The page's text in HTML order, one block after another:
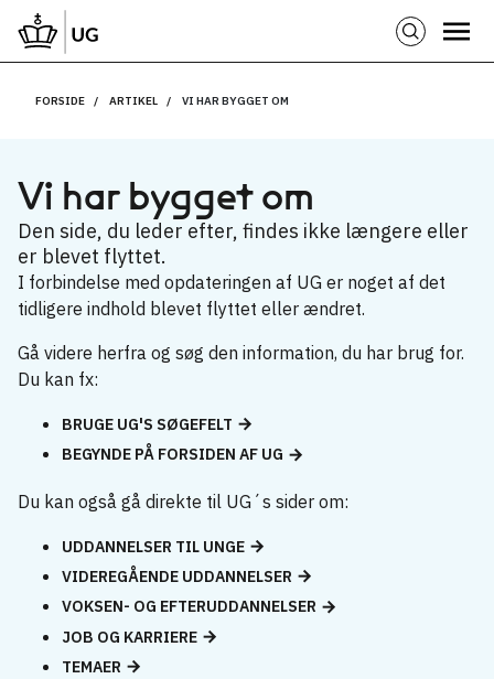
FORSIDE ARTIKEL VI HAR BYGGET OM
Vi har bygget om
Den side, du leder efter, findes ikke længere eller
er blevet flyttet.
I forbindelse med opdateringen af UG er noget af det
tidligere indhold blevet flyttet eller ændret.
Gå videre herfra og søg den information, du har brug for.
Du kan fx:
BRUGE UG'S SØGEFELT
BEGYNDE PÅ FORSIDEN AF UG
Du kan også gå direkte til UG´s sider om:
UDDANNELSER TIL UNGE
VIDEREGÅENDE UDDANNELSER
VOKSEN- OG EFTERUDDANNELSER
JOB OG KARRIERE
TEMAER